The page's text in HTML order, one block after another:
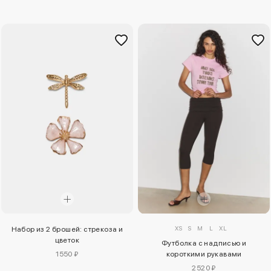
Набор из 2 брошей: стрекоза и
цветок
1550 ₽
XS S M L XL
Футболка с надписью и
короткими рукавами
2520 ₽